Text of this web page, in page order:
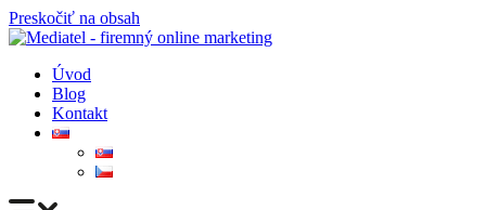
Preskočiť na obsah
Úvod
Blog
Kontakt